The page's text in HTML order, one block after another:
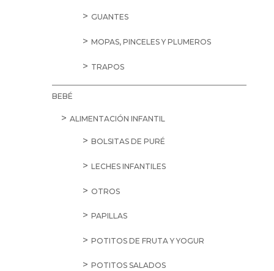
GUANTES
MOPAS, PINCELES Y PLUMEROS
TRAPOS
BEBÉ
ALIMENTACIÓN INFANTIL
BOLSITAS DE PURÉ
LECHES INFANTILES
OTROS
PAPILLAS
POTITOS DE FRUTA Y YOGUR
POTITOS SALADOS